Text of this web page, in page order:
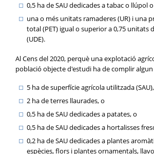
0,5 ha de SAU dedicades a tabac o llúpol
una o més unitats ramaderes (UR) i una
total (PET) igual o superior a 0,75 unitats
(UDE).
Al Cens del 2020, perquè una explotació
població objecte d'estudi ha de complir
5 ha de superfície agrícola utilitzada
2 ha de terres llaurades, o
0,5 ha de SAU dedicades a patates, o
0,5 ha de SAU dedicades a hortalisses
0,2 ha de SAU dedicades a plantes
espècies, flors i plantes ornamentals,